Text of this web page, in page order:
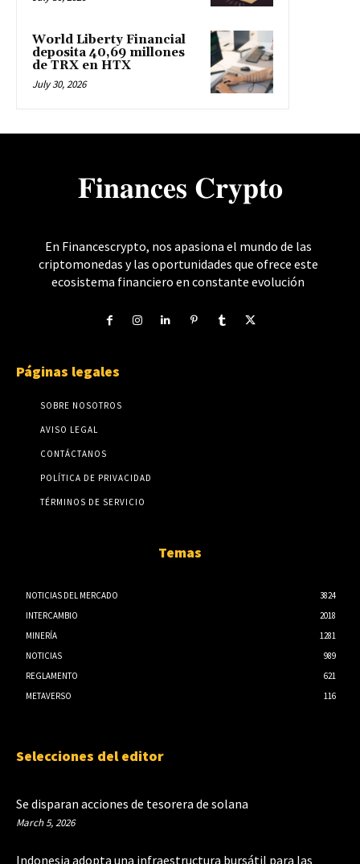
World Liberty Financial
deposita 40,69 millones
de TRX en HTX
July 30, 2026
𝐅𝐢𝐧𝐚𝐧𝐜𝐞𝐬 𝐂𝐫𝐲𝐩𝐭𝐨
En Financescrypto, nos apasiona el mundo de las
criptomonedas y las oportunidades que ofrece este
ecosistema financiero en constante evolución
Páginas legales
SOBRE NOSOTROS
AVISO LEGAL
CONTÁCTANOS
POLÍTICA DE PRIVACIDAD
TÉRMINOS DE SERVICIO
Temas
NOTICIAS DEL MERCADO
3824
INTERCAMBIO
2018
MINERÍA
1281
NOTICIAS
989
REGLAMENTO
621
METAVERSO
116
Selecciones del editor
Se disparan acciones de tesorera de solana
March 5, 2026
Indonesia adopta una infraestructura bursátil para las